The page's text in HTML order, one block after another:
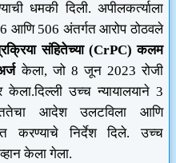
धमकी दिली. अपीलकर्त्याला
आणि 506 अंतर्गत आरोप ठोठवले
संहितेच्या (CrPC) कलम
केला, जो 8 जून 2023 रोजी
केला.दिल्ली उच्च न्यायालयाने 3
आदेश उलटविला आणि
करण्याचे निर्देश दिले. उच्च
केला गेला.